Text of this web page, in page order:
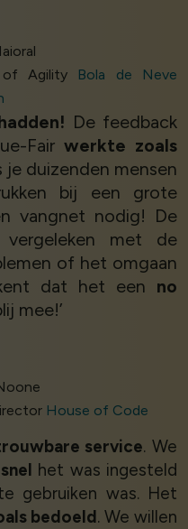
of Agility Bola de Neve
De feedback
Fair werkte zoals
je duizenden mensen
bij een grote
vangnet nodig! De
vergeleken met de
of het omgaan
dat het een no
mee!’
House of Code
service. We
snel het was ingesteld
gebruiken was. Het
bedoeld. We willen